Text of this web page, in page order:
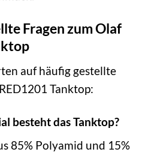
Fragen zum Olaf
auf häufig gestellte
Tanktop:
besteht das Tanktop?
85% Polyamid und 15%